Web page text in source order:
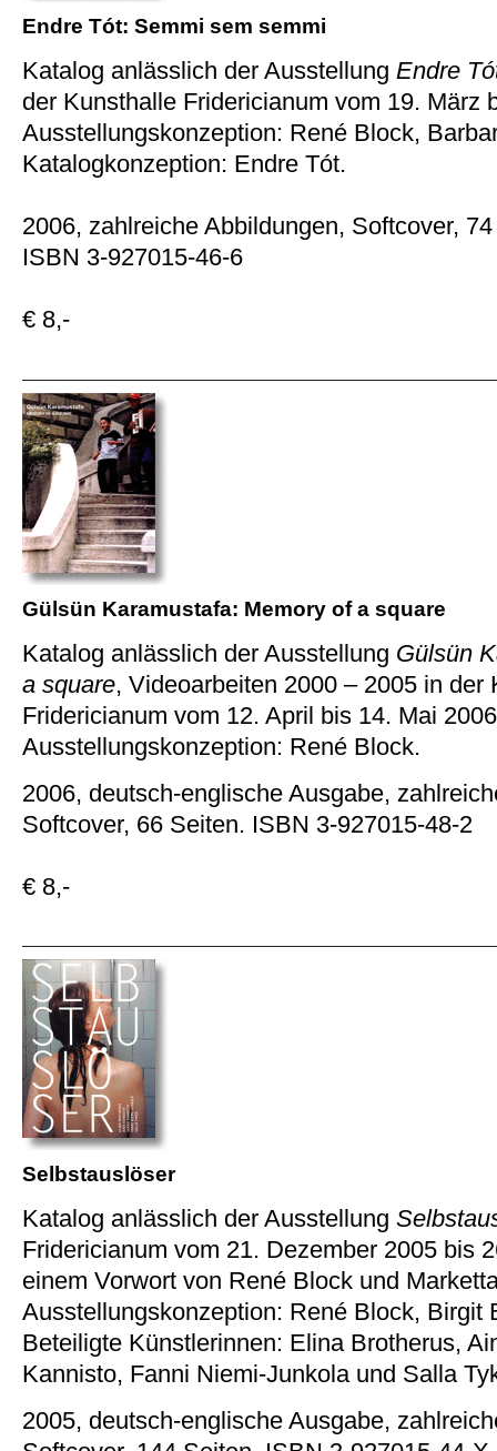
Endre Tót: Semmi sem semmi
Katalog anlässlich der Ausstellung Endre
der Kunsthalle Fridericianum vom 19. März
Ausstellungskonzeption: René Block,
Katalogkonzeption: Endre Tót.
2006, zahlreiche Abbildungen, Softcover,
ISBN 3-927015-46-6
€ 8,-
Gülsün Karamustafa: Memory of a square
Katalog anlässlich der Ausstellung Gülsün
a square, Videoarbeiten 2000 – 2005 in der
Fridericianum vom 12. April bis 14. Mai
Ausstellungskonzeption: René Block.
2006, deutsch-englische Ausgabe,
Softcover, 66 Seiten. ISBN 3-927015-48-2
€ 8,-
Selbstauslöser
Katalog anlässlich der Ausstellung
Fridericianum vom 21. Dezember 2005 bis
einem Vorwort von René Block und
Ausstellungskonzeption: René Block, Birgit
Beteiligte Künstlerinnen: Elina Brotherus,
Kannisto, Fanni Niemi-Junkola und Salla
2005, deutsch-englische Ausgabe,